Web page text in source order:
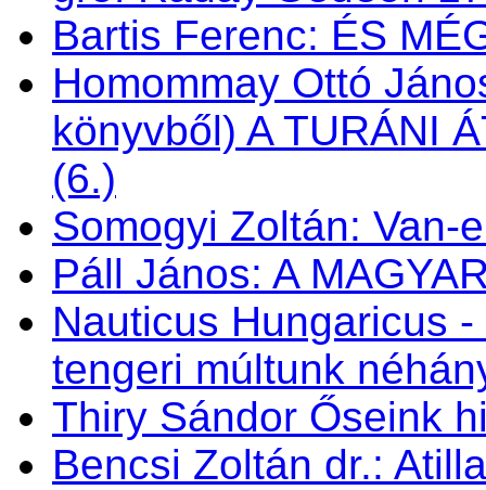
Bartis Ferenc: ÉS
Homommay Ottó
könyvből) A TURÁNI
(6.)
Somogyi Zoltán: Van-
Páll János: A
Nauticus Hungaricus
tengeri múltunk
Thiry Sándor Őseink
Bencsi Zoltán dr.: